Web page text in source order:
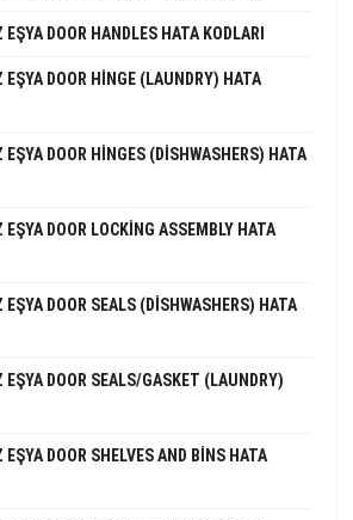
EŞYA DOOR HANDLES HATA KODLARI
EŞYA DOOR HINGE (LAUNDRY) HATA
EŞYA DOOR HINGES (DISHWASHERS) HATA
EŞYA DOOR LOCKING ASSEMBLY HATA
EŞYA DOOR SEALS (DISHWASHERS) HATA
EŞYA DOOR SEALS/GASKET (LAUNDRY)
EŞYA DOOR SHELVES AND BINS HATA